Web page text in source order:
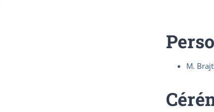
M.